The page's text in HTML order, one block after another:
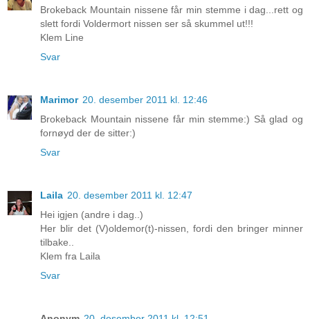
Brokeback Mountain nissene får min stemme i dag...rett og
slett fordi Voldermort nissen ser så skummel ut!!!
Klem Line
Svar
Marimor 20. desember 2011 kl. 12:46
Brokeback Mountain nissene får min stemme:) Så glad og
fornøyd der de sitter:)
Svar
Laila 20. desember 2011 kl. 12:47
Hei igjen (andre i dag..)
Her blir det (V)oldemor(t)-nissen, fordi den bringer minner
tilbake..
Klem fra Laila
Svar